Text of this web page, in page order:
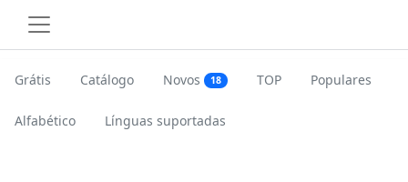
Grátis Catálogo Novos 18 TOP Populares
Alfabético Línguas suportadas